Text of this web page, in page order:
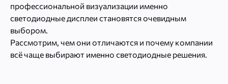
профессиональной визуализации именно
светодиодные дисплеи становятся очевидным
выбором.
Рассмотрим, чем они отличаются и почему компании
всё чаще выбирают именно светодиодные решения.